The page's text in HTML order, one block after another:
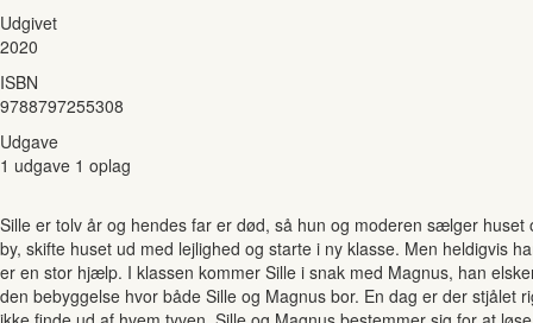
Udgivet
2020
ISBN
9788797255308
Udgave
1 udgave 1 oplag
Sille er tolv år og hendes far er død, så hun og moderen sælger
by, skifte huset ud med lejlighed og starte i ny klasse. Men heldigvis
er en stor hjælp. I klassen kommer Sille i snak med Magnus, han
den bebyggelse hvor både Sille og Magnus bor. En dag er der